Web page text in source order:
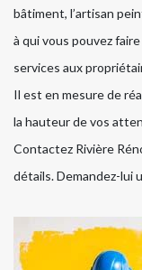
bâtiment, l’artisan
à qui vous pouvez
services aux
Il est en mesure de
la hauteur de vos
Contactez Rivière
détails. Demandez-lui